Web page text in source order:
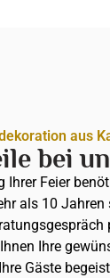
aus
bei
Ihrer Feier
als 10
Ihre
Gäste